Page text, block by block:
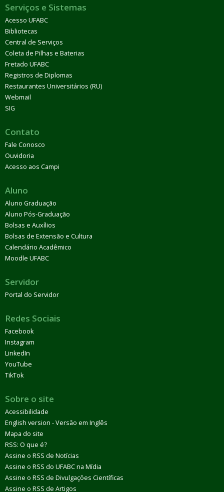
Serviços e Sistemas
Acesso UFABC
Bibliotecas
Central de Serviços
Coleta de Pilhas e Baterias
Fretado UFABC
Registros de Diplomas
Restaurantes Universitários (RU)
Webmail
SIG
Contato
Fale Conosco
Ouvidoria
Acesso aos Campi
Aluno
Aluno Graduação
Aluno Pós-Graduação
Bolsas e Auxílios
Bolsas de Extensão e Cultura
Calendário Acadêmico
Moodle UFABC
Servidor
Portal do Servidor
Redes Sociais
Facebook
Instagram
LinkedIn
YouTube
TikTok
Sobre o site
Acessibilidade
English version - Versão em Inglês
Mapa do site
RSS: O que é?
Assine o RSS de Notícias
Assine o RSS do UFABC na Mídia
Assine o RSS de Divulgações Científicas
Assine o RSS de Artigos